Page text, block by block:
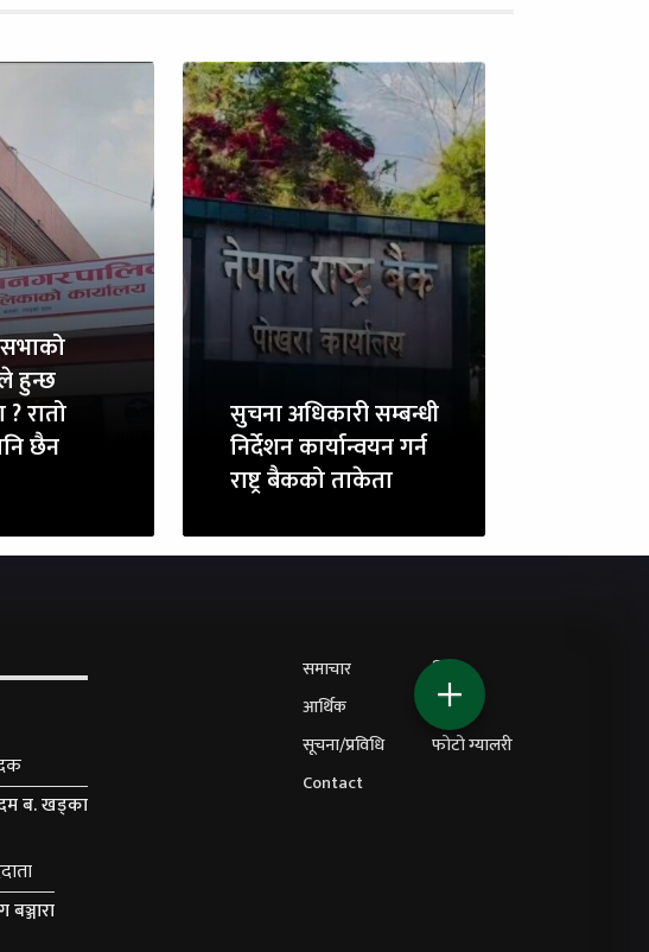
हुन्छ
रातो
छैन
सुचना अधिकारी सम्बन्धी
निर्देशन कार्यान्वयन गर्न
राष्ट्र बैकको ताकेता
ब. खड्का
बञ्जारा
समाचार
शिक्षा
आर्थिक
विचार
सूचना/प्रविधि
फोटो ग्यालरी
Contact